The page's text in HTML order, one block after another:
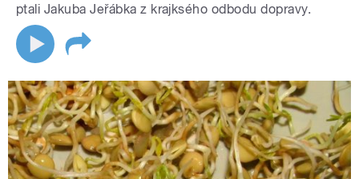
ptali Jakuba Jeřábka z krajksého odbodu dopravy.